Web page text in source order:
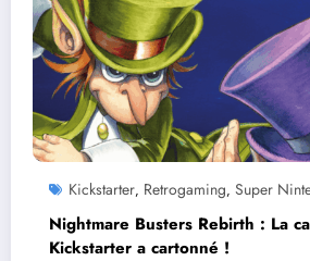
Kickstarter, Retrogaming, Super
Nightmare Busters Rebirth : La
Kickstarter a cartonné !